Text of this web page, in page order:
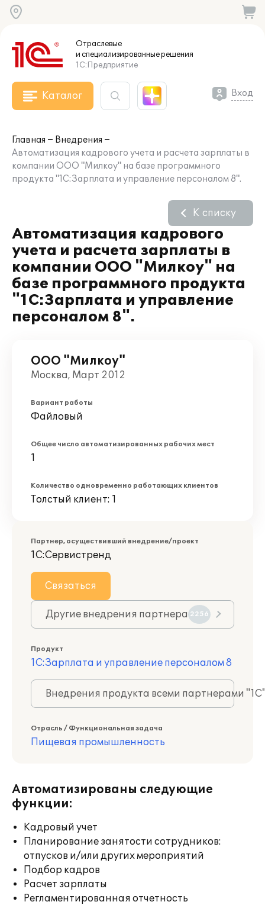
Отраслевые
и специализированныерешения
1С:Предприятие
Каталог Вход
Главная
Внедрения
Автоматизация кадрового учета и расчета зарплаты в
компании ООО "Милкоу" на базе программного
продукта "1С:Зарплата и управление персоналом 8".
Автоматизация кадрового
учета и расчета зарплаты в
компании ООО "Милкоу" на
базе программного продукта
"1С:Зарплата и управление
персоналом 8".
К списку
ООО "Милкоу"
Москва, Март 2012
Вариант работы
Файловый
Общее число автоматизированных рабочих мест
1
Количество одновременно работающих клиентов
Толстый клиент: 1
Партнер, осуществивший внедрение/проект
1С:Сервистренд
Связаться
Другие внедрения партнера 2256
Продукт
1С:Зарплата и управление персоналом 8
Внедрения продукта всеми партнерами
Отрасль / Функциональная задача
Пищевая промышленность
Автоматизированы следующие
функции:
Кадровый учет
Планирование занятости сотрудников:
отпусков и/или других мероприятий
Подбор кадров
Расчет зарплаты
Регламентированная отчетность